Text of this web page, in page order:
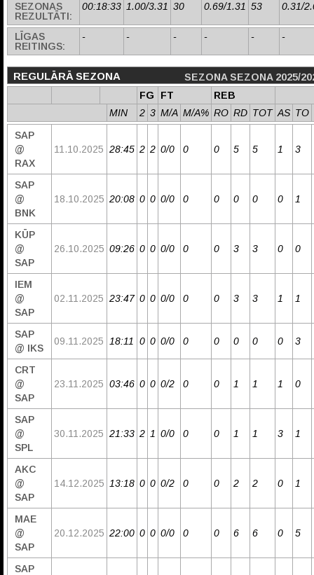
SEZONAS
REZULTĀTI:
00:18:33 1.00/3.31 30 0.69/1.31 53 0.31/
LĪGAS
REITINGS:
- - - - - -
REGULĀRĀ SEZONA
SEZONA SEZONA 2025/
FG
FT
REB
MIN
2 3 M/A M/A% RO RD TOT AS TO
SAP
@
RAX
11.10.2025 28:45 2 2 0/0 0 0 5 5 1 3
SAP
@
BNK
18.10.2025 20:08 0 0 0/0 0 0 0 0 0 1
KŪP
@
SAP
26.10.2025 09:26 0 0 0/0 0 0 3 3 0 0
IEM
@
SAP
02.11.2025 23:47 0 0 0/0 0 0 3 3 1 1
SAP
@ IKS
09.11.2025 18:11 0 0 0/0 0 0 0 0 0 3
CRT
@
SAP
23.11.2025 03:46 0 0 0/2 0 0 1 1 1 0
SAP
@
SPL
30.11.2025 21:33 2 1 0/0 0 0 1 1 3 1
AKC
@
SAP
14.12.2025 13:18 0 0 0/2 0 0 2 2 0 1
MAE
@
SAP
20.12.2025 22:00 0 0 0/0 0 0 6 6 0 5
SAP